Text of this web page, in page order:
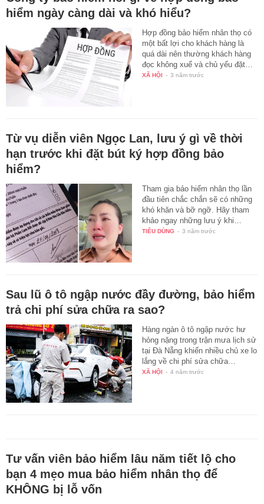
hiểm ngày càng dài và khó hiểu?
Hợp đồng bảo hiểm nhân thọ có
một bất lợi cho khách hàng là
quá dài nên thường khách hàng
đọc không xuể và chủ yếu đặt…
XÃ HỘI - 3 năm trước
Từ vụ diễn viên Ngọc Lan, lưu ý gì về thời
hạn trước khi đặt bút ký hợp đồng bảo
hiểm?
Tham gia bảo hiểm nhân thọ lần
đầu tiên chắc chắn sẽ có những
khó khăn và bỡ ngỡ. Hãy tham
khảo ngay những lưu ý khi…
TIÊU DÙNG - 3 năm trước
Sau lũ ô tô ngập nước đầy đường, bảo hiểm
trả chi phí sửa chữa ra sao?
Hàng ngàn ô tô ngập nước hư
hỏng nặng trong trận mưa lịch sử
tại Đà Nẵng khiến nhiều chủ xe lo
lắng về chi phí sửa chữa…
XÃ HỘI - 4 năm trước
Tư vấn viên bảo hiểm lâu năm tiết lộ cho
bạn 4 mẹo mua bảo hiểm nhân thọ để
KHÔNG bị lỗ vốn